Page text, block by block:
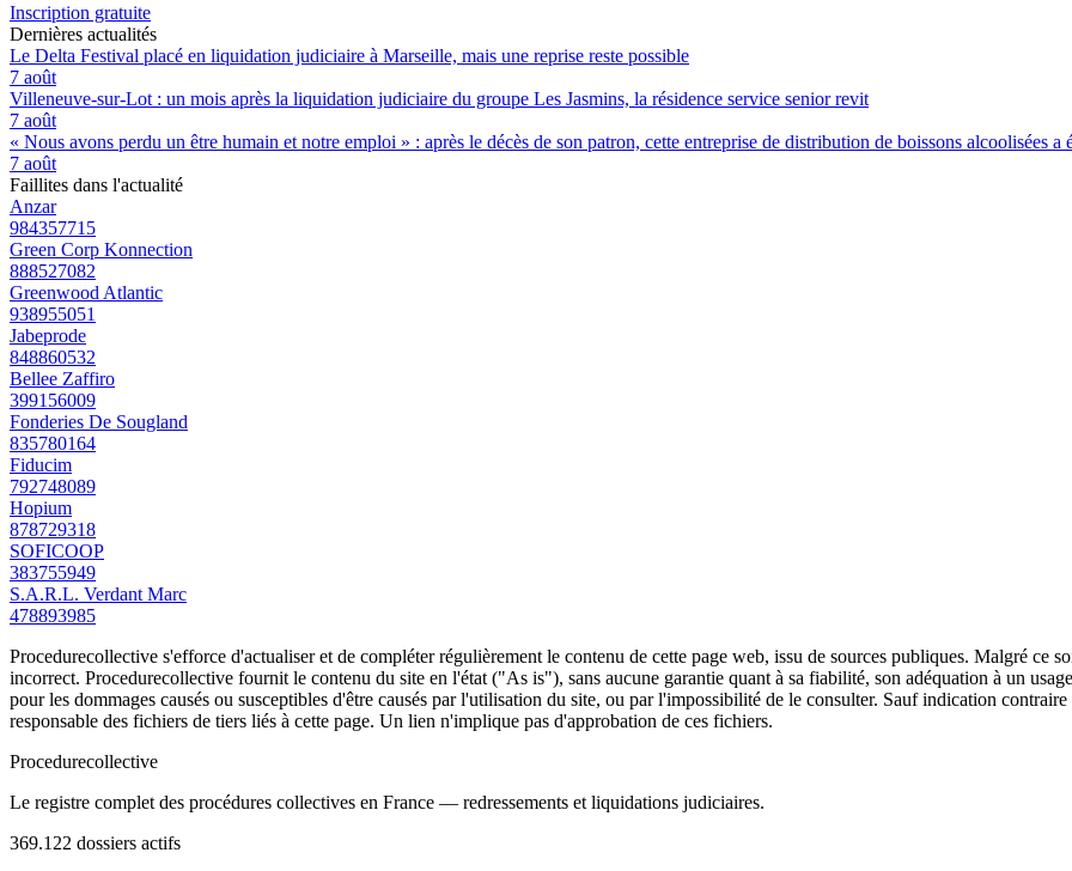
Inscription gratuite
Dernières actualités
Le Delta Festival placé en liquidation judiciaire à Marseille, mais une reprise reste possible
7 août
Villeneuve-sur-Lot : un mois après la liquidation judiciaire du groupe Les Jasmins, la résidence service senior revit
7 août
« Nous avons perdu un être humain et notre emploi » : après le décès de son patron, cette entreprise de distribution de boissons alcoolisées a
7 août
Faillites dans l'actualité
Anzar
984357715
Green Corp Konnection
888527082
Greenwood Atlantic
938955051
Jabeprode
848860532
Bellee Zaffiro
399156009
Fonderies De Sougland
835780164
Fiducim
792748089
Hopium
878729318
SOFICOOP
383755949
S.A.R.L. Verdant Marc
478893985
Procedurecollective s'efforce d'actualiser et de compléter régulièrement le contenu de cette page web, issu de sources publiques. Malgré ce
incorrect. Procedurecollective fournit le contenu du site en l'état ("As is"), sans aucune garantie quant à sa fiabilité, son adéquation à un
pour les dommages causés ou susceptibles d'être causés par l'utilisation du site, ou par l'impossibilité de le consulter. Sauf indication
responsable des fichiers de tiers liés à cette page. Un lien n'implique pas d'approbation de ces fichiers.
Procedurecollective
Le registre complet des procédures collectives en France — redressements et liquidations judiciaires.
369.122 dossiers actifs